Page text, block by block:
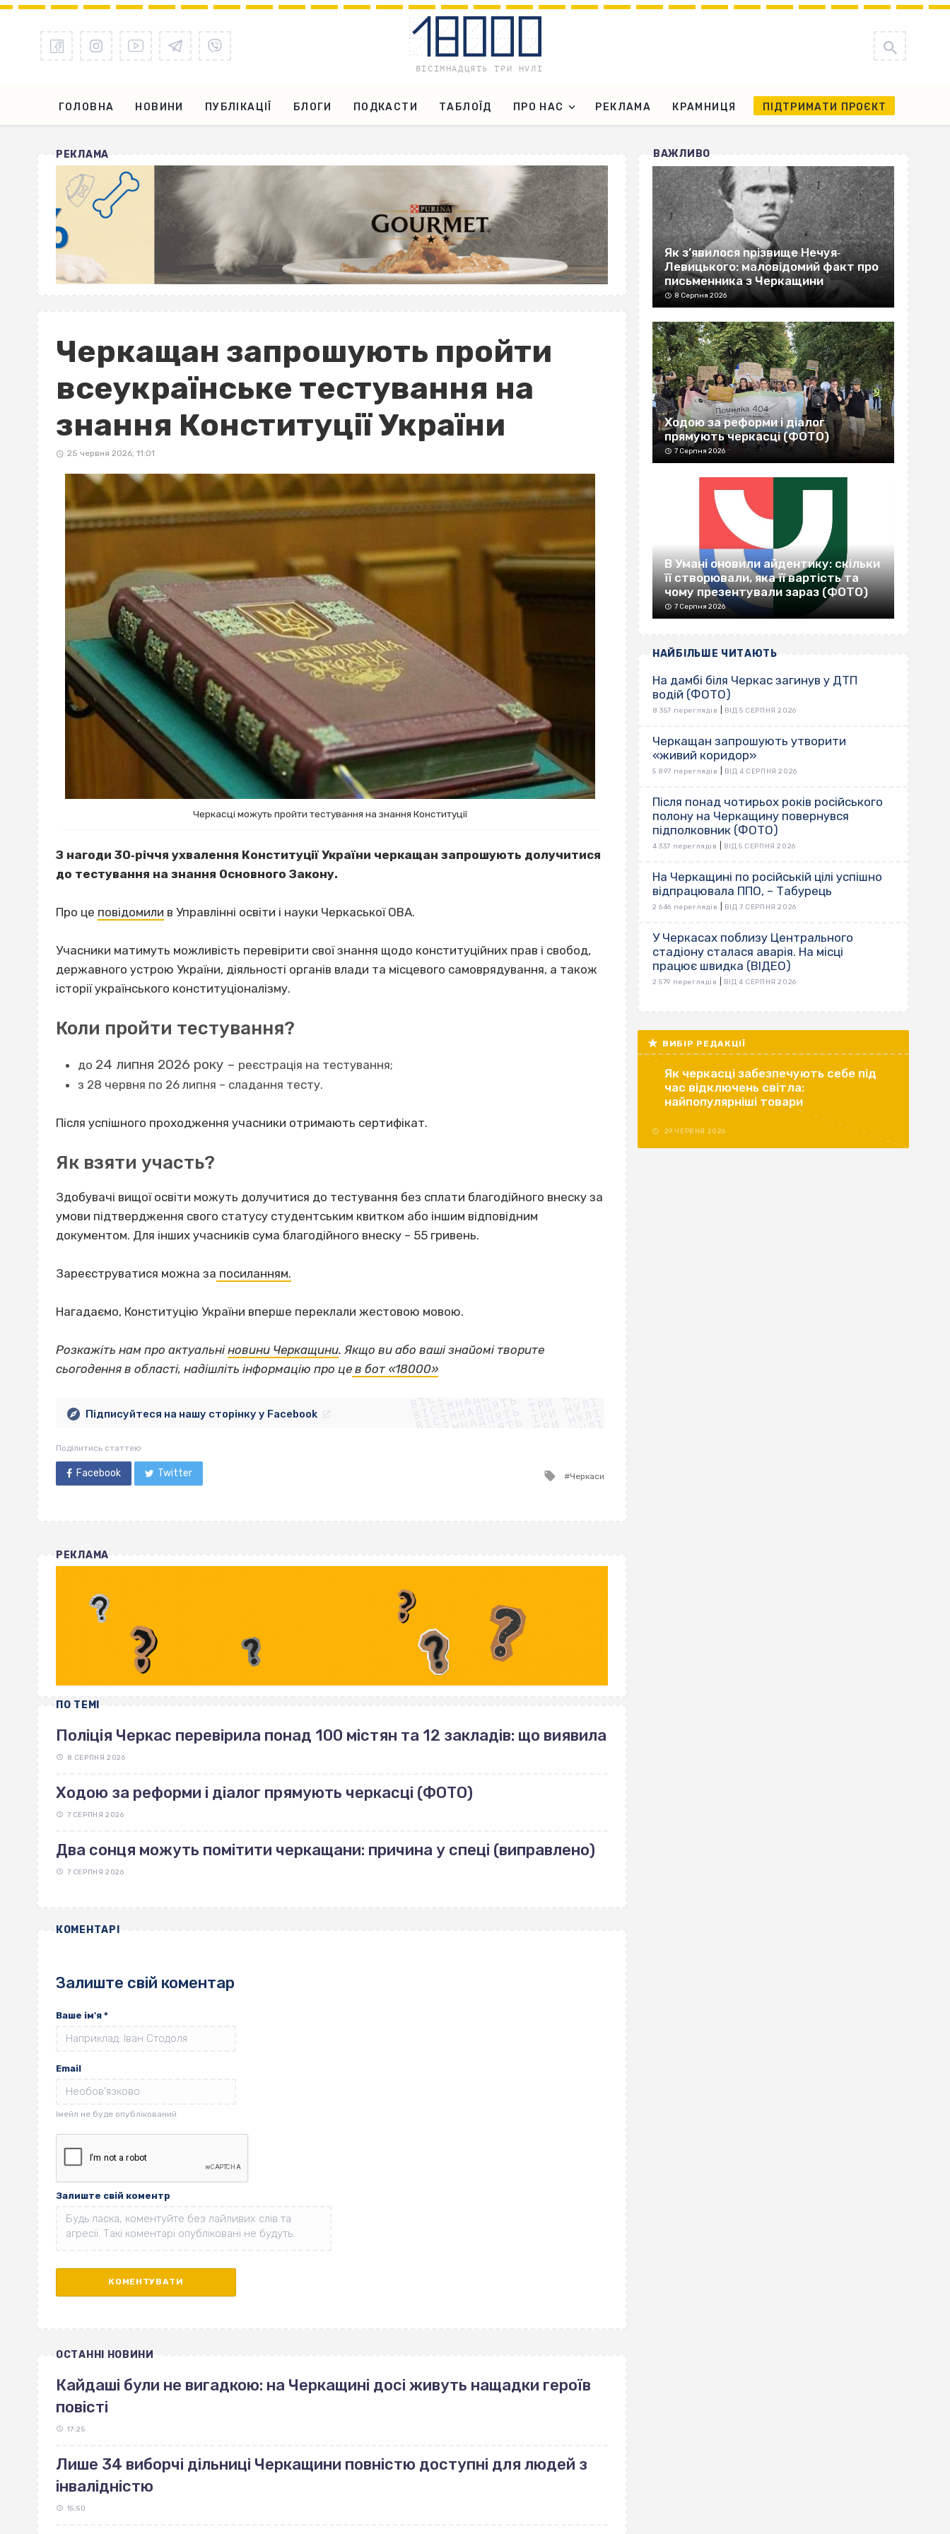
ГОЛОВНА НОВИНИ ПУБЛІКАЦІЇ БЛОГИ ПОДКАСТИ ТАБЛОЇД ПРО НАС РЕКЛАМА КРАМНИЦЯ ПІДТРИМАТИ ПРОЄКТ
РЕКЛАМА
Черкащан запрошують пройти
всеукраїнське тестування на
знання Конституції України
25 червня 2026, 11:01
Черкасці можуть пройти тестування на знання Конституції
З нагоди 30‐річчя ухвалення Конституції України черкащан запрошують долучитися
до тестування на знання Основного Закону.
Про це повідомили в Управлінні освіти і науки Черкаської ОВА.
Учасники матимуть можливість перевірити свої знання щодо конституційних прав і свобод,
державного устрою України, діяльності органів влади та місцевого самоврядування, а також
історії українського конституціоналізму.
Коли пройти тестування?
до 24 липня 2026 року – реєстрація на тестування;
з 28 червня по 26 липня – сладання тесту.
Після успішного проходження учасники отримають сертифікат.
Як взяти участь?
Здобувачі вищої освіти можуть долучитися до тестування без сплати благодійного внеску за
умови підтвердження свого статусу студентським квитком або іншим відповідним
документом. Для інших учасників сума благодійного внеску – 55 гривень.
Зареєструватися можна за посиланням.
Нагадаємо, Конституцію України вперше переклали жестовою мовою.
Розкажіть нам про актуальні новини Черкащини. Якщо ви або ваші знайомі творите
сьогодення в області, надішліть інформацію про це в бот «18000»ВІСІМНАДЦЯТЬ ТРИ НУЛІ
ВІСІМНАДЦЯТЬ ТРИ НУЛІ
ВІСІМНАДЦЯТЬ ТРИ НУЛІ
ВІСІМНАДЦЯТЬ ТРИ НУЛІ
ВІСІМНАДЦЯТЬ ТРИ НУЛІ
ВІСІМНАДЦЯТЬ ТРИ НУЛІ
ВІСІМНАДЦЯТЬ ТРИ НУЛІ
ВІСІМНАДЦЯТЬ ТРИ НУЛІ
Підписуйтеся на нашу сторінку у Facebook
Поділитись статтею
Facebook Twitter
Tagged
Черкаси
РЕКЛАМА
ПО ТЕМІ
Поліція Черкас перевірила понад 100 містян та 12 закладів: що виявила
8 СЕРПНЯ 2026
Ходою за реформи і діалог прямують черкасці (ФОТО)
7 СЕРПНЯ 2026
Два сонця можуть помітити черкащани: причина у спеці (виправлено)
7 СЕРПНЯ 2026
КОМЕНТАРІ
Залиште свій коментар
Ваше ім'я *
Email
Залиште свій коментр
ОСТАННІ НОВИНИ
Кайдаші були не вигадкою: на Черкащині досі живуть нащадки героїв
повісті
17:25
Лише 34 виборчі дільниці Черкащини повністю доступні для людей з
інвалідністю
15:50
ВАЖЛИВО
Як з’явилося прізвище Нечуя‐
Левицького: маловідомий факт про
письменника з Черкащини
8 Серпня 2026
Ходою за реформи і діалог
прямують черкасці (ФОТО)
7 Серпня 2026
В Умані оновили айдентику: скільки
її створювали, яка її вартість та
чому презентували зараз (ФОТО)
7 Серпня 2026
НАЙБІЛЬШЕ ЧИТАЮТЬ
На дамбі біля Черкас загинув у ДТП
водій (ФОТО)
8 357 переглядів ВІД 5 СЕРПНЯ 2026
Черкащан запрошують утворити
«живий коридор»
5 897 переглядів ВІД 4 СЕРПНЯ 2026
Після понад чотирьох років російського
полону на Черкащину повернувся
підполковник (ФОТО)
4 337 переглядів ВІД 5 СЕРПНЯ 2026
На Черкащині по російській цілі успішно
відпрацювала ППО, – Табурець
2 646 переглядів ВІД 7 СЕРПНЯ 2026
У Черкасах поблизу Центрального
стадіону сталася аварія. На місці
працює швидка (ВІДЕО)
2 579 переглядів ВІД 4 СЕРПНЯ 2026
ВИБІР РЕДАКЦІЇ
Як черкасці забезпечують себе під
час відключень світла:
найпопулярніші товари
29 ЧЕРВНЯ 2026